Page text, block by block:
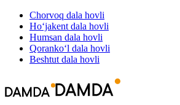
Chorvoq dala hovli
Ho‘jakent dala hovli
Humsan dala hovli
Qoranko‘l dala hovli
Beshtut dala hovli